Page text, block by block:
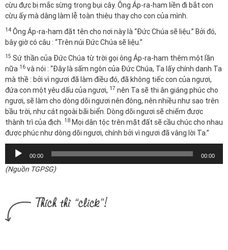
cừu đực bị mắc sừng trong bụi cây. Ông Áp-ra-ham liền đi bắt con
cừu ấy mà dâng làm lễ toàn thiêu thay cho con của mình.
14 Ông Áp-ra-ham đặt tên cho nơi này là “Đức Chúa sẽ liệu.” Bởi đó,
bây giờ có câu : “Trên núi Đức Chúa sẽ liệu.”
15 Sứ thần của Đức Chúa từ trời gọi ông Áp-ra-ham thêm một lần
nữa 16 và nói : “Đây là sấm ngôn của Đức Chúa, Ta lấy chính danh Ta
mà thề : bởi vì ngươi đã làm điều đó, đã không tiếc con của ngươi,
đứa con một yêu dấu của ngươi, 17 nên Ta sẽ thi ân giáng phúc cho
ngươi, sẽ làm cho dòng dõi ngươi nên đông, nên nhiều như sao trên
bầu trời, như cát ngoài bãi biển. Dòng dõi ngươi sẽ chiếm được
thành trì của địch. 18 Mọi dân tộc trên mặt đất sẽ cầu chúc cho nhau
được phúc như dòng dõi ngươi, chính bởi vì ngươi đã vâng lời Ta.”
Trình
chơi
Audio
00:00 00:00
(Nguồn TGPSG)